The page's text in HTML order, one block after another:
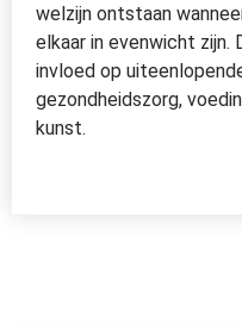
welzijn ontstaan
elkaar in evenwicht
invloed op
gezondheidszorg,
kunst.